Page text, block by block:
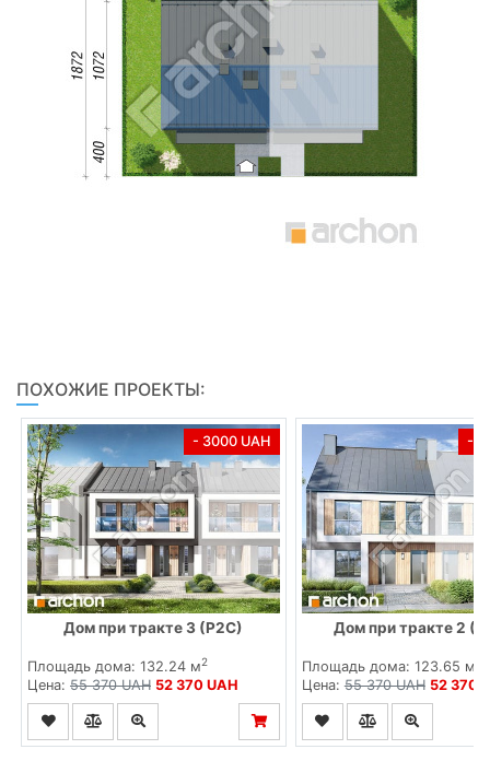
ПОХОЖИЕ ПРОЕКТЫ:
- 3000 UAH
Дом при тракте 3 (Р2С)
Площадь дома: 132.24 м2
Цена: 55 370 UAH 52 370 UAH
-
Дом при тракте 2
Площадь дома: 123.65 м
Цена:55 370 UAH 52 370